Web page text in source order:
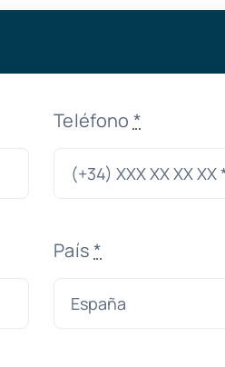
Teléfono *
País*